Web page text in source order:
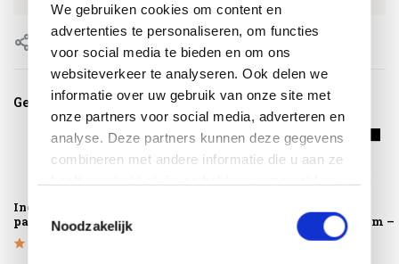
We gebruiken cookies om content en
advertenties te personaliseren, om functies
voor social media te bieden en om ons
websiteverkeer te analyseren. Ook delen we
informatie over uw gebruik van onze site met
onze partners voor social media, adverteren en
analyse. Deze partners kunnen deze gegevens
combineren met andere informatie die u aan ze
Noodzakelijk
Gerelateerde producten
Ingraafbare
parasolvoet
H250x55-60 cm –
AeroCover